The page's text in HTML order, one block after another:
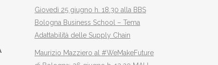
Giovedì 25 giugno h. 18.30 alla BBS
Bologna Business School – Tema
Adattabilità delle Supply Chain
Maurizio Mazziero al #WeMakeFuture